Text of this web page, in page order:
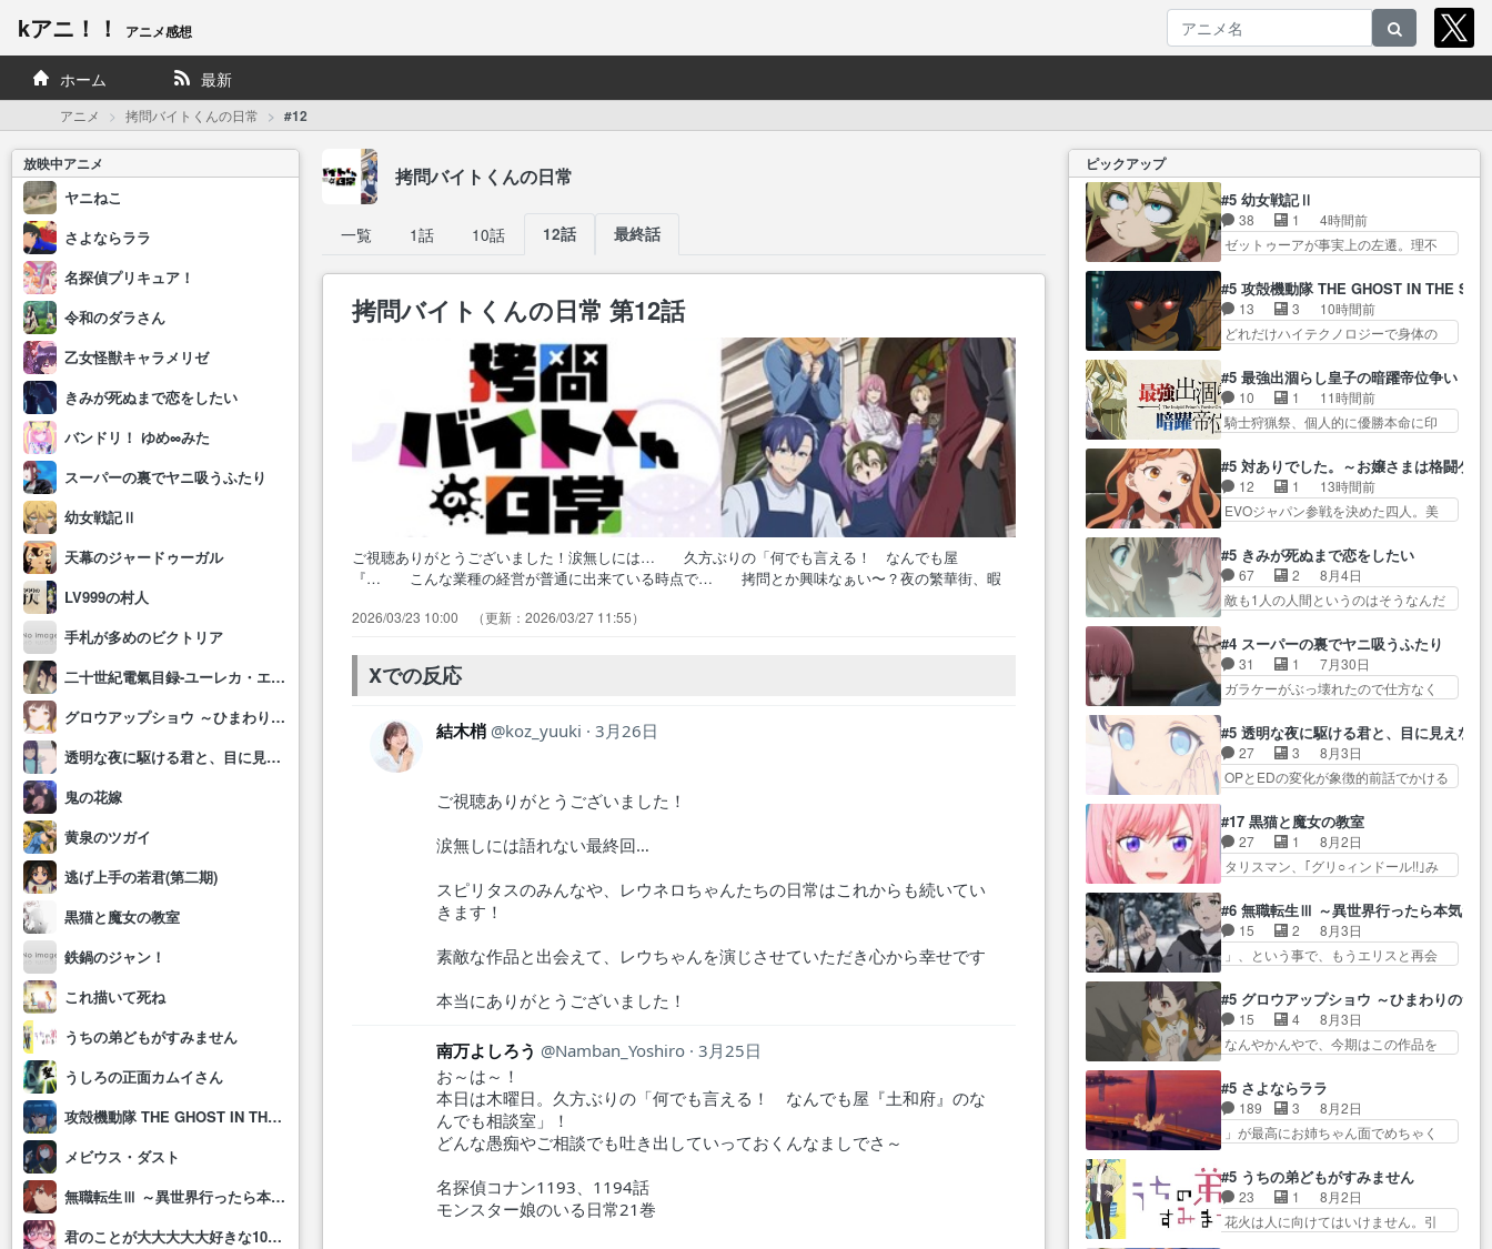
kアニ！！ アニメ感想
ホーム 最新
アニメ 拷問バイトくんの日常 #12
放映中アニメ
ヤニねこ
さよならララ
名探偵プリキュア！
令和のダラさん
乙女怪獣キャラメリゼ
きみが死ぬまで恋をしたい
バンドリ！ ゆめ∞みた
スーパーの裏でヤニ吸うふたり
幼女戦記Ⅱ
天幕のジャードゥーガル
LV999の村人
手札が多めのビクトリア
二十世紀電氣目録-ユーレカ・エヴリカ-
グロウアップショウ ～ひまわりのサーカス団～
透明な夜に駆ける君と、目に見えない恋をした。
鬼の花嫁
黄泉のツガイ
逃げ上手の若君(第二期)
黒猫と魔女の教室
鉄鍋のジャン！
これ描いて死ね
うちの弟どもがすみません
うしろの正面カムイさん
攻殻機動隊 THE GHOST IN THE SHELL
メビウス・ダスト
無職転生Ⅲ ～異世界行ったら本気だす～
君のことが大大大大大好きな100人の彼女(第3期)
拷問バイトくんの日常
一覧 1話 10話 12話 最終話
拷問バイトくんの日常 第12話
ご視聴ありがとうございました！涙無しには… 久方ぶりの「何でも言える！ なんでも屋
『… こんな業種の経営が普通に出来ている時点で… 拷問とか興味なぁい〜？夜の繁華街、暇
はこう… 若い頃のみなさん…エモすぎる…あとソワさ… 先週めちゃくちゃ嫌いに締めたので
さんが新…
2026/03/23 10:00 2026/03/27 11:55
Xでの反応
結木梢 koz_yuuki 3月26日
ご視聴ありがとうございました！
涙無しには語れない最終回…
スピリタスのみんなや、レウネロちゃんたちの日常はこれからも続いてい
きます！
素敵な作品と出会えて、レウちゃんを演じさせていただき心から幸せです
本当にありがとうございました！
南万よしろう Namban_Yoshiro
3月25日
お～は～！
本日は木曜日。久方ぶりの「何でも言える！ なんでも屋『土和府』のな
んでも相談室」！
どんな愚痴やご相談でも吐き出していっておくんなましでさ～
名探偵コナン1193、1194話
モンスター娘のいる日常21巻
ピックアップ
#5 幼女戦記Ⅱ
38 1
4時間前
ゼットゥーアが事実上の左遷。理不
ものが崩れてゆく一体今… 更な
る有利な条件をと欲をかき大規模攻
勢と… 参謀本部を離れて東部へ
送られても、ゼート… 相変わら
ル… 第５話をｄアニメストアで
視聴しました。視… アバンのお
じさまタイムゼートゥーアが前
は銀英伝思い出す… 自軍の非常
に強力な部下について「部隊の
問… 重厚な台詞回しに感動すら
覚える。脚本を読…
#5 攻殻機動隊 THE GHOST IN THE
13 3
10時間前
どれだけハイテクノロジーで身体の
なるかと思った回想シー… フチ
コマだいぶ理性持ち始めた。この世
界の… 原作読んだのもう何年も
前なのに、覚えてる… コイルの
導… やまとん1号はどこの部分で
使うのだろう？… 日本とロシア
が絡む政治の話かつ色々な用
しまし… 前回同様『イノセン
ス』を含む押井・神山版… 第５
話「EPISODEラストの母親の気持…
#5 最強出涸らし皇子の暗躍帝位争い
10 1
11時間前
騎士狩猟祭、個人的に優勝本命に印
のが面倒な時は古代魔法… エル
ナがチートすぎる笑アルは最初から
自分… プラネット・ウィズ展開
アツいな「騎士狩猟… 麦茶どこ
ぐ… 第５話をABEMAで視聴しま
した。視聴に… 復讐に燃える吸
血鬼兄弟の弟ですいいキャラ…
皇帝… ウサギ好きそうな王女殿
下がかわいい。幼馴… ついに始
まった狩猟祭。エルナの活躍で上
位…
#5 対ありでした。～お嬢さまは格闘ゲ
12 1
13時間前
EVOジャパン参戦を決めた四人。美
いと思ってた(無くて… 見た目は
気品溢れてるのに中身は…美緒マ
マ… テーマ：格ゲー大会に行く
には？感想は、美… 大会を前に
本… 東京で開催される格ゲー大
会に参加すること… Japanに向け
て外泊届にサインをもらっ… 長
よ… 旅の支度全部やってくれる
先輩、なんだかん… 第５話をｄ
アニメストアで視聴しました。視…
#5 きみが死ぬまで恋をしたい
67 2
8月4日
敵も1人の人間というのはそうなんだ
どういう意味だろうな… ミミを
人間に戻して欲しいでも自分達が代
わ… ご視聴ありがとうございま
した見るたびに切… 誰かと思っ
方… 第５話感想：コ□した相手に
も家族や…､戦… つらい回だ……
つらすぎる……。エスタ先輩…
の関係… 確かに相手にも家族や
大切な人はいるけど、… 白シャ
ツが作業着みたいなもんなんですか
ね…
#4 スーパーの裏でヤニ吸うふたり
31 1
7月30日
ガラケーがぶっ壊れたので仕方なく
年くらいに思ってたけど… やは
り出オチ感が否めず、エピソードの
打率… 田山さんが佐々木さんに
沼っていく…こんな… 佐々木さ
じ… 佐々木がガラケーからスマ
ホに変えるって、… もうドラマ
版孤独のグルメファンコンテン
佐々木さんの優しさ… 先行で見
た時より2人のやり取りに癒しを
感… ABEMA版の7〜8話佐々木が
実年齢以上…
#5 透明な夜に駆ける君と、目に見えない
27 3
8月3日
OPとEDの変化が象徴的前話でかける
った世界。どんな女… そうか、
こんな風に見えてるのかぁ。かけ
る… 完全な両片思いになりまし
たねぇ…OPとE… 余計な物は描
ん… 光も感じない完全な盲目な
んやね…おめかし… 母役に能登
さんって禁じ手使ってきたー！
て良かった本当… 股に海豚を挟
み水上バスでの会話を反芻…
恋… OPEDとも無人バージョンか
ら主人公２人…
#17 黒猫と魔女の教室
27 1
8月2日
タリスマン、｢グリ○ィンドール!!｣み
で力を合わせて倒… アリアはホ
ントスピカが大好きだよね。ツ
ン… 一等級ポテンシャルのアリ
アちゃん可愛くて… そういや、
… とうとうアリアと直接競う場
がきたこれまで… 毎度ながらの
スピカの顔面芸推しのハナち
味ダダ漏れで好き… 期末試験が
始まろうとしておりスピカは対
策… 能力鑑定胸像タリスマン氏
容姿も評価してし…
#6 無職転生Ⅲ ～異世界行ったら本気だ
15 2
8月3日
」、という事で、もうエリスと再会
てルーデウスの成長が確… 人間
関係の清算が粛々と進められている
サラ… サラとの関係に対して完
全に「昔の女」とし… ルーシー
微… サラとは会ってほしいちゃ
んとした別れ方し… サラは未練0
だと言っていたけど人の気持
モヤする別れ方だ… 役で出演さ
せていただきました！よろしく
お… 毎クールメインヒロインを
好きになっちゃう…
#5 グロウアップショウ ～ひまわりのサ
15 4
8月3日
なんやかんやで、今期はこの作品を
減らない(^_^;サ… 葵ちゃん可愛
すぎるな楠木ともりちゃんの
ね… デフォルメされた表情が特
に多かったのが印… 葵＆茜の回
ひ… 互いが互いのことを想って
いるのにすれ違っ… 第５話をｄ
アニメストアで視聴しました。
#5 さよならララ
189 3
8月2日
」が最高にお姉ちゃん面でめちゃく
ラスの弁償は求められた… 逡巡
を振り切ってみんなに謝ったララの
思い… 仕事に馴染めない辺り観
ていて苦しいところ… ララちゃ
#5 うちの弟どもがすみません
23 1
8月2日
花火は人に向けてはいけません。引